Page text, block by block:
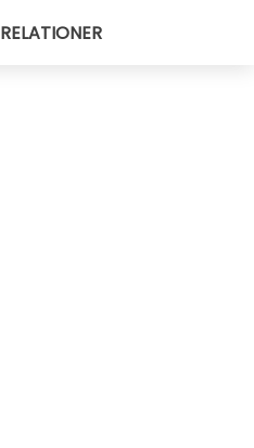
RELATIONER